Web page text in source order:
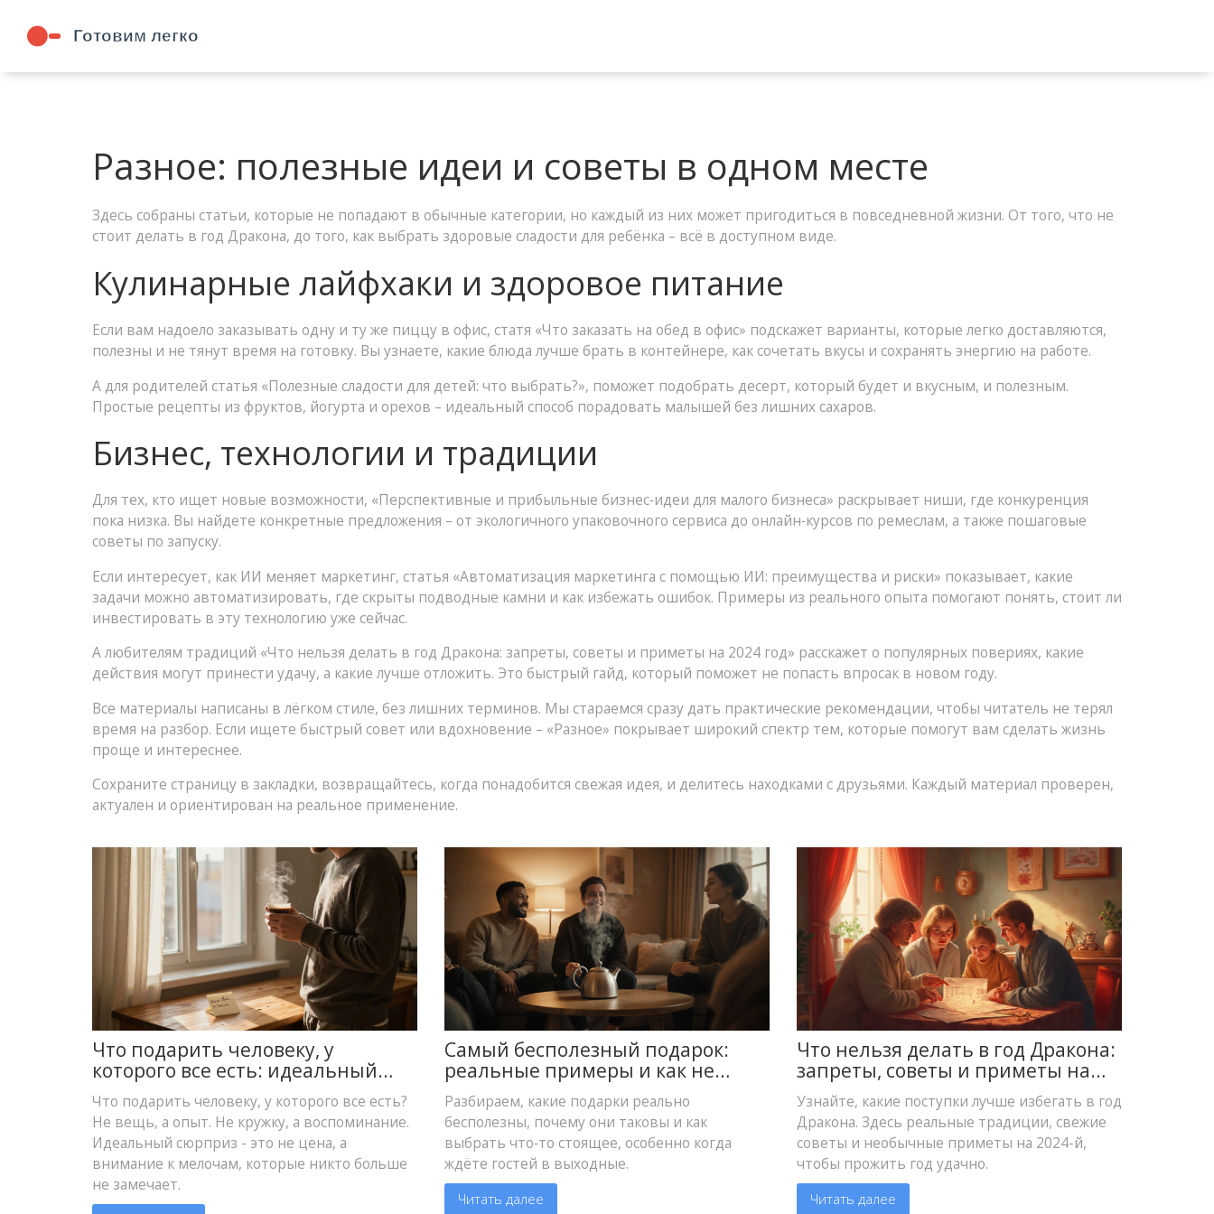
Разное: полезные идеи и советы в одном месте
Здесь собраны статьи, которые не попадают в обычные категории, но каждый из них может пригодиться в повседневной жизни. От того, что не
стоит делать в год Дракона, до того, как выбрать здоровые сладости для ребёнка – всё в доступном виде.
Кулинарные лайфхаки и здоровое питание
Если вам надоело заказывать одну и ту же пиццу в офис, статя «Что заказать на обед в офис» подскажет варианты, которые легко доставляются,
полезны и не тянут время на готовку. Вы узнаете, какие блюда лучше брать в контейнере, как сочетать вкусы и сохранять энергию на работе.
А для родителей статья «Полезные сладости для детей: что выбрать?», поможет подобрать десерт, который будет и вкусным, и полезным.
Простые рецепты из фруктов, йогурта и орехов – идеальный способ порадовать малышей без лишних сахаров.
Бизнес, технологии и традиции
Для тех, кто ищет новые возможности, «Перспективные и прибыльные бизнес‑идеи для малого бизнеса» раскрывает ниши, где конкуренция
пока низка. Вы найдете конкретные предложения – от экологичного упаковочного сервиса до онлайн‑курсов по ремеслам, а также пошаговые
советы по запуску.
Если интересует, как ИИ меняет маркетинг, статья «Автоматизация маркетинга с помощью ИИ: преимущества и риски» показывает, какие
задачи можно автоматизировать, где скрыты подводные камни и как избежать ошибок. Примеры из реального опыта помогают понять, стоит ли
инвестировать в эту технологию уже сейчас.
А любителям традиций «Что нельзя делать в год Дракона: запреты, советы и приметы на 2024 год» расскажет о популярных повериях, какие
действия могут принести удачу, а какие лучше отложить. Это быстрый гайд, который поможет не попасть впросак в новом году.
Все материалы написаны в лёгком стиле, без лишних терминов. Мы стараемся сразу дать практические рекомендации, чтобы читатель не терял
время на разбор. Если ищете быстрый совет или вдохновение – «Разное» покрывает широкий спектр тем, которые помогут вам сделать жизнь
проще и интереснее.
Сохраните страницу в закладки, возвращайтесь, когда понадобится свежая идея, и делитесь находками с друзьями. Каждый материал проверен,
актуален и ориентирован на реальное применение.
Что подарить человеку, у
которого все есть: идеальный
сюрприз без лишнего
Что подарить человеку, у которого все есть?
Не вещь, а опыт. Не кружку, а воспоминание.
Идеальный сюрприз - это не цена, а
внимание к мелочам, которые никто больше
не замечает.
Самый бесполезный подарок:
реальные примеры и как не
попасть в ловушку
Разбираем, какие подарки реально
бесполезны, почему они таковы и как
выбрать что‑то стоящее, особенно когда
ждёте гостей в выходные.
Читать далее
Что нельзя делать в год Дракона:
запреты, советы и приметы на
2024 год
Узнайте, какие поступки лучше избегать в год
Дракона. Здесь реальные традиции, свежие
советы и необычные приметы на 2024-й,
чтобы прожить год удачно.
Читать далее